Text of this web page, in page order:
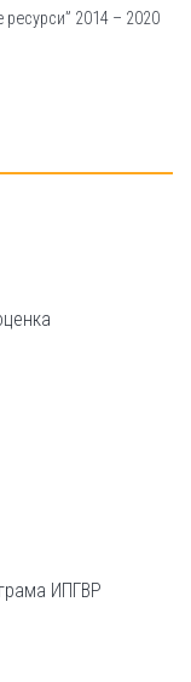
2014 – 2020
ИПГВР